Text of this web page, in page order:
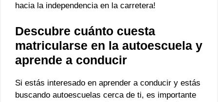
hacia la independencia en la carretera!
Descubre cuánto cuesta
matricularse en la autoescuela y
aprende a conducir
Si estás interesado en aprender a conducir y estás
buscando autoescuelas cerca de ti, es importante